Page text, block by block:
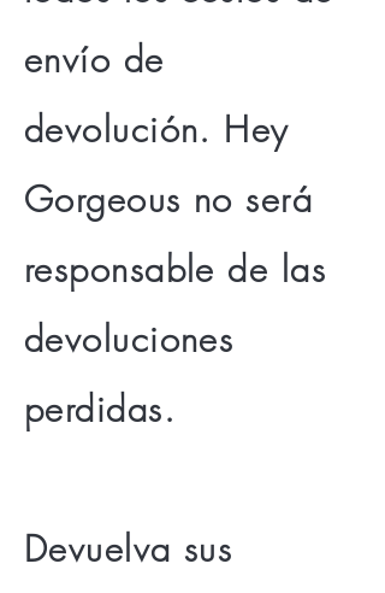
envío de
devolución. Hey
Gorgeous no será
responsable de las
devoluciones
perdidas.
Devuelva sus